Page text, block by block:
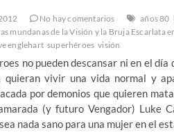
No hay comentarios años 80
mundanas de la Visión y la Bruja Escarlata
englehart superhéroes visión
no pueden descansar ni en el
quieran vivir una vida normal y
por demonios que quieren
(y futuro Vengador) Luke
nada sano para una mujer en el